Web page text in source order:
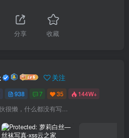
分享 收藏
关注
938 7 35 144W+
很懒，什么都没有写...